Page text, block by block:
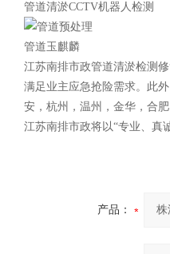
管道清淤CCTV机器人检测
管道玉麒麟
江苏南排市政管道清淤检测
满足业主应急抢险需求。此
安，杭州，温州，金华，合
江苏南排市政将以“专业、真
产品：